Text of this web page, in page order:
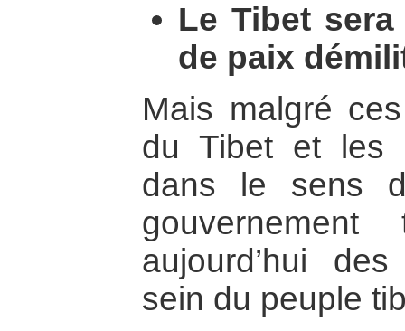
Le Tibet
de paix
Mais malgré
du Tibet et les
dans le sens
aujourd’hui
sein du peuple